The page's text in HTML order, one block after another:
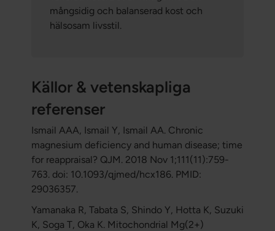
mångsidig och balanserad kost och
hälsosam livsstil.
Källor & vetenskapliga
referenser
Ismail AAA, Ismail Y, Ismail AA. Chronic
magnesium deficiency and human disease; time
for reappraisal? QJM. 2018 Nov 1;111(11):759-
763. doi: 10.1093/qjmed/hcx186. PMID:
29036357.
Yamanaka R, Tabata S, Shindo Y, Hotta K, Suzuki
K, Soga T, Oka K. Mitochondrial Mg(2+)